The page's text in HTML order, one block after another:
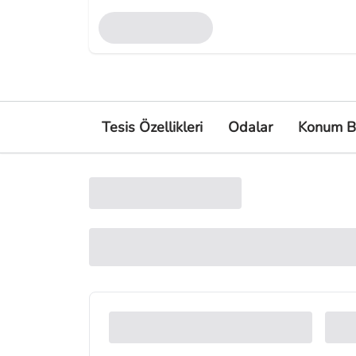
Tesis Özellikleri Odalar Konum